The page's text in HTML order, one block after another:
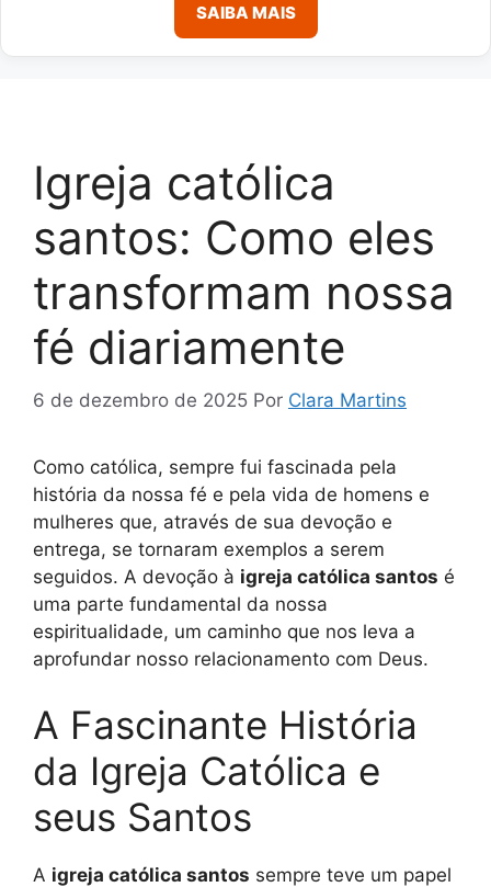
SAIBA MAIS
Igreja católica
santos: Como eles
transformam nossa
fé diariamente
6 de dezembro de 2025 Por Clara Martins
Como católica, sempre fui fascinada pela
história da nossa fé e pela vida de homens e
mulheres que, através de sua devoção e
entrega, se tornaram exemplos a serem
seguidos. A devoção à igreja católica santos é
uma parte fundamental da nossa
espiritualidade, um caminho que nos leva a
aprofundar nosso relacionamento com Deus.
A Fascinante História
da Igreja Católica e
seus Santos
A igreja católica santos sempre teve um papel